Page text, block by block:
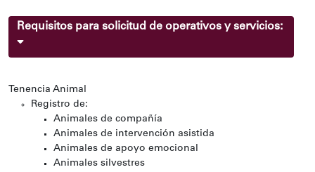
Requisitos para solicitud de operativos y servicios:
Tenencia Animal
Registro de:
Animales de compañía
Animales de intervención asistida
Animales de apoyo emocional
Animales silvestres